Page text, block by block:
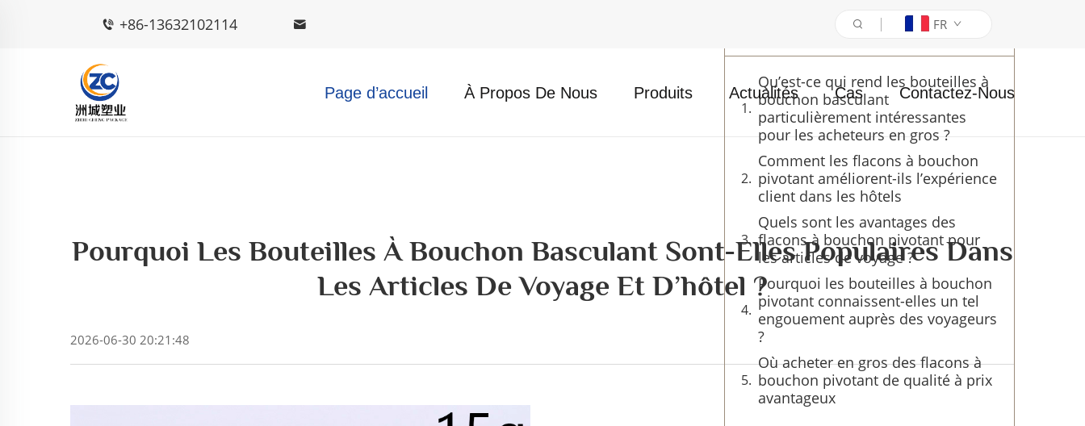
+86-13632102114 FR
Page d’accueil À Propos De Nous Produits Actualités Cas Contactez-Nous
Pourquoi Les Bouteilles À Bouchon Basculant Sont-Elles Populaires Dans
Les Articles De Voyage Et D’hôtel ?
2026-06-30 20:21:48
Table des matières
Qu’est-ce qui rend les bouteilles à
bouchon basculant
particulièrement intéressantes
pour les acheteurs en gros ?
Comment les flacons à bouchon
pivotant améliorent-ils l’expérience
client dans les hôtels
Quels sont les avantages des
flacons à bouchon pivotant pour
les articles de voyage ?
Pourquoi les bouteilles à bouchon
pivotant connaissent-elles un tel
engouement auprès des voyageurs
?
Où acheter en gros des flacons à
bouchon pivotant de qualité à prix
avantageux